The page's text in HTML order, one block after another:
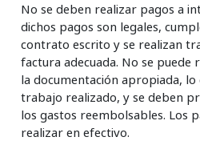
No se deben realizar pagos a
dichos pagos son legales,
contrato escrito y se realizan
factura adecuada. No se puede
la documentación apropiada,
trabajo realizado, y se deben
los gastos reembolsables. Los
realizar en efectivo.